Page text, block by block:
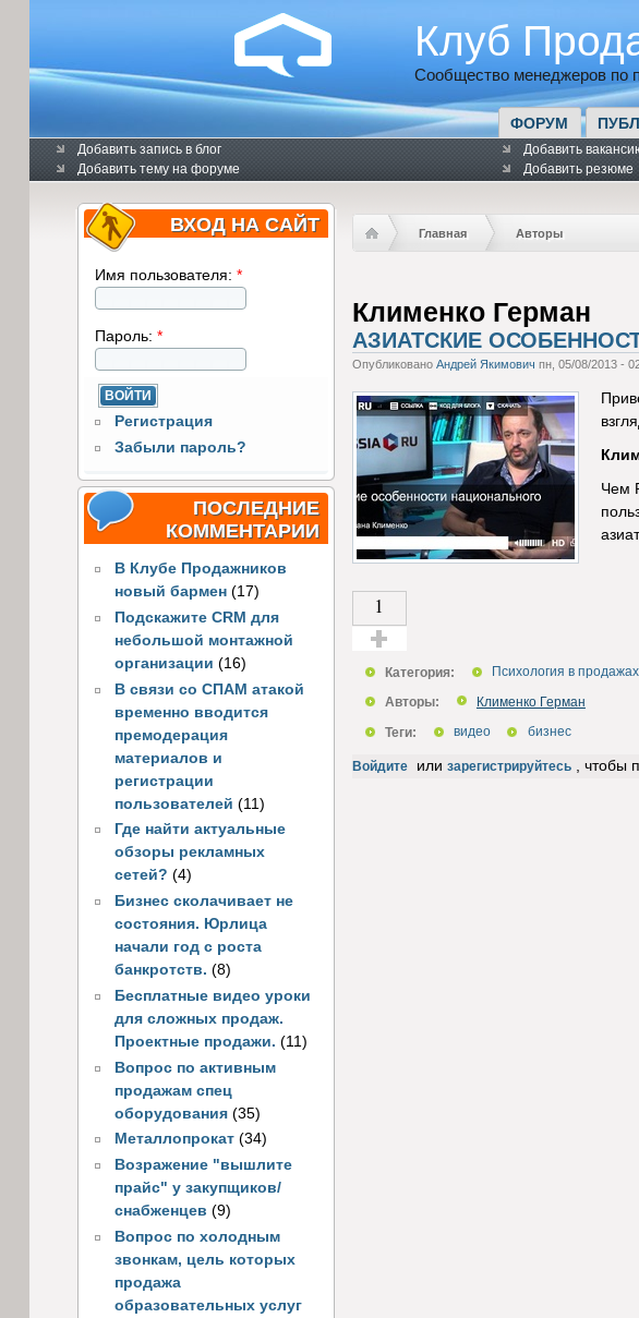
Клуб
Сообщество менеджеров по
ФОРУМ
Добавить запись в блог
Добавить тему на форуме
Добавить
Добавить резюме
ВХОД НА САЙТ
Имя пользователя: *
Пароль: *
Регистрация
Забыли пароль?
ПОСЛЕДНИЕ
КОММЕНТАРИИ
В Клубе Продажников
новый бармен (17)
Подскажите CRM для
небольшой монтажной
организации (16)
В связи со СПАМ атакой
временно вводится
премодерация
материалов и
регистрации
пользователей (11)
Где найти актуальные
обзоры рекламных
сетей? (4)
Бизнес сколачивает не
состояния. Юрлица
начали год с роста
банкротств. (8)
Бесплатные видео уроки
для сложных продаж.
Проектные продажи. (11)
Вопрос по активным
продажам спец
оборудования (35)
Металлопрокат (34)
Возражение "вышлите
прайс" у закупщиков/
снабженцев (9)
Вопрос по холодным
звонкам, цель которых
продажа
образовательных услуг
Главная Авторы
Клименко Герман
АЗИАТСКИЕ
Опубликовано Андрей Якимович пн, 05/08/2013 -
Чем
1
Категория:
Психология в продажах
Авторы:
Клименко Герман
Теги:
видео бизнес
Войдите или зарегистрируйтесь , чтобы